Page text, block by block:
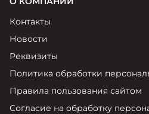
Контакты
Новости
Реквизиты
Политика обработки
Правила пользования сайтом
Согласие на обработку